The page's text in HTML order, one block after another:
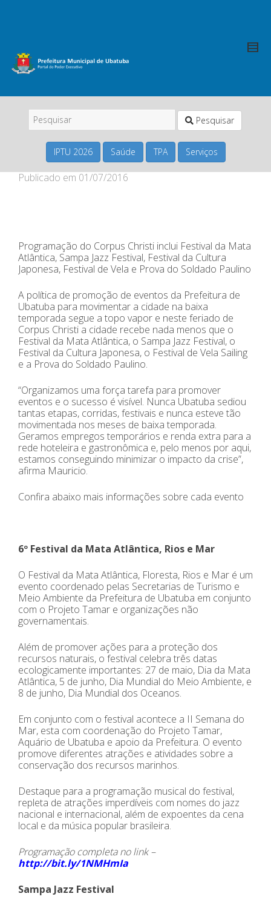
Pesquisar
IPTU 2026 Saúde TPA Serviços
Publicado em 01/07/2016
Programação do Corpus Christi inclui Festival da Mata
Atlântica, Sampa Jazz Festival, Festival da Cultura
Japonesa, Festival de Vela e Prova do Soldado Paulino
A política de promoção de eventos da Prefeitura de
Ubatuba para movimentar a cidade na baixa
temporada segue a topo vapor e neste feriado de
Corpus Christi a cidade recebe nada menos que o
Festival da Mata Atlântica, o Sampa Jazz Festival, o
Festival da Cultura Japonesa, o Festival de Vela Sailing
e a Prova do Soldado Paulino.
“Organizamos uma força tarefa para promover
eventos e o sucesso é visível. Nunca Ubatuba sediou
tantas etapas, corridas, festivais e nunca esteve tão
movimentada nos meses de baixa temporada.
Geramos empregos temporários e renda extra para a
rede hoteleira e gastronômica e, pelo menos por aqui,
estamos conseguindo minimizar o impacto da crise”,
afirma Mauricio.
Confira abaixo mais informações sobre cada evento
6º Festival da Mata Atlântica, Rios e Mar
O Festival da Mata Atlântica, Floresta, Rios e Mar é um
evento coordenado pelas Secretarias de Turismo e
Meio Ambiente da Prefeitura de Ubatuba em conjunto
com o Projeto Tamar e organizações não
governamentais.
Além de promover ações para a proteção dos
recursos naturais, o festival celebra três datas
ecologicamente importantes: 27 de maio, Dia da Mata
Atlântica, 5 de junho, Dia Mundial do Meio Ambiente, e
8 de junho, Dia Mundial dos Oceanos.
Em conjunto com o festival acontece a II Semana do
Mar, esta com coordenação do Projeto Tamar,
Aquário de Ubatuba e apoio da Prefeitura. O evento
promove diferentes atrações e atividades sobre a
conservação dos recursos marinhos.
Destaque para a programação musical do festival,
repleta de atrações imperdíveis com nomes do jazz
nacional e internacional, além de expoentes da cena
local e da música popular brasileira.
Programação completa no link –
http://bit.ly/1NMHmIa
Sampa Jazz Festival